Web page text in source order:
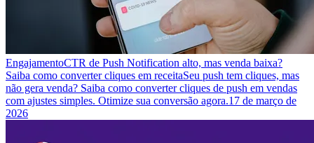
EngajamentoCTR de Push Notification alto, mas venda baixa?
Saiba como converter cliques em receitaSeu push tem cliques, mas
não gera venda? Saiba como converter cliques de push em vendas
com ajustes simples. Otimize sua conversão agora.17 de março de
2026